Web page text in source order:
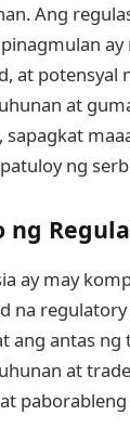
Ang
at potensyal
at
ng
ng
ay may
na
ang antas
at